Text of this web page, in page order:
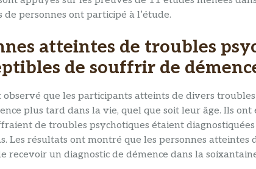
personnes ont participé à l’étude.
atteintes de troubles
de souffrir de
observé que les participants atteints de divers
plus tard dans la vie, quel que soit leur âge. Ils ont
de troubles psychotiques étaient
Les résultats ont montré que les personnes
recevoir un diagnostic de démence dans la